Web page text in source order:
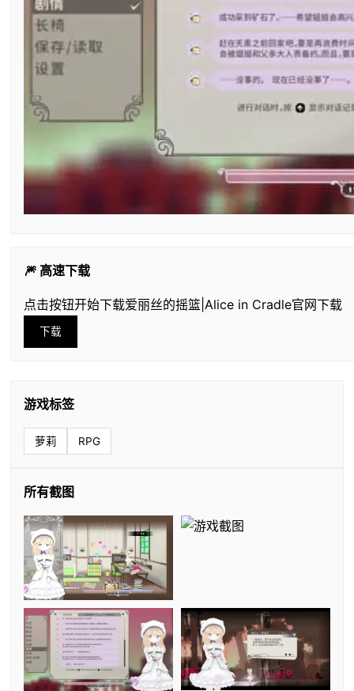
🎆 高速下载
点击按钮开始下载爱丽丝的摇篮|Alice in Cradle官网下载
下载
游戏标签
萝莉 RPG
所有截图